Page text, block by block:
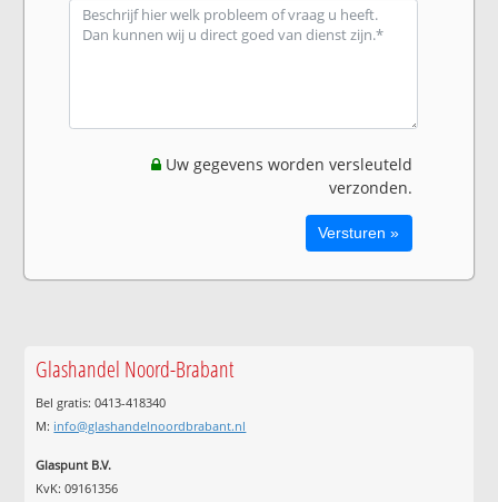
Uw gegevens worden versleuteld
verzonden.
Glashandel Noord-Brabant
Bel gratis: 0413-418340
M: info@glashandelnoordbrabant.nl
Glaspunt B.V.
KvK: 09161356